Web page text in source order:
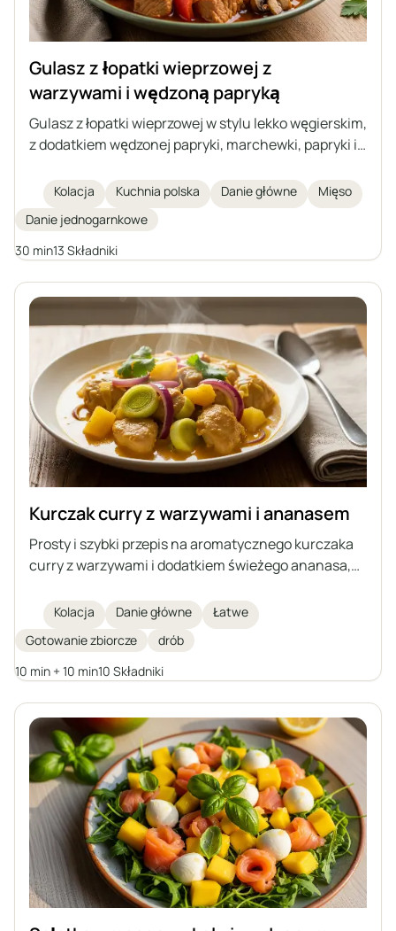
Gulasz z łopatki wieprzowej z
warzywami i wędzoną papryką
Gulasz z łopatki wieprzowej w stylu lekko węgierskim,
z dodatkiem wędzonej papryki, marchewki, papryki i
sycący obiad. Doskonale smakuje z kaszą,
ziemniakami lub kluskami.
Kolacja Kuchnia polska Danie główne
Mięso
Danie jednogarnkowe
30 min13 Składniki
Kurczak curry z warzywami i ananasem
Prosty i szybki przepis na aromatycznego kurczaka
curry z warzywami i dodatkiem świeżego ananasa,
wykorzystanie resztek z rosołu.
Kolacja Danie główne
Łatwe
Gotowanie zbiorcze
drób
10 min + 10 min10 Składniki